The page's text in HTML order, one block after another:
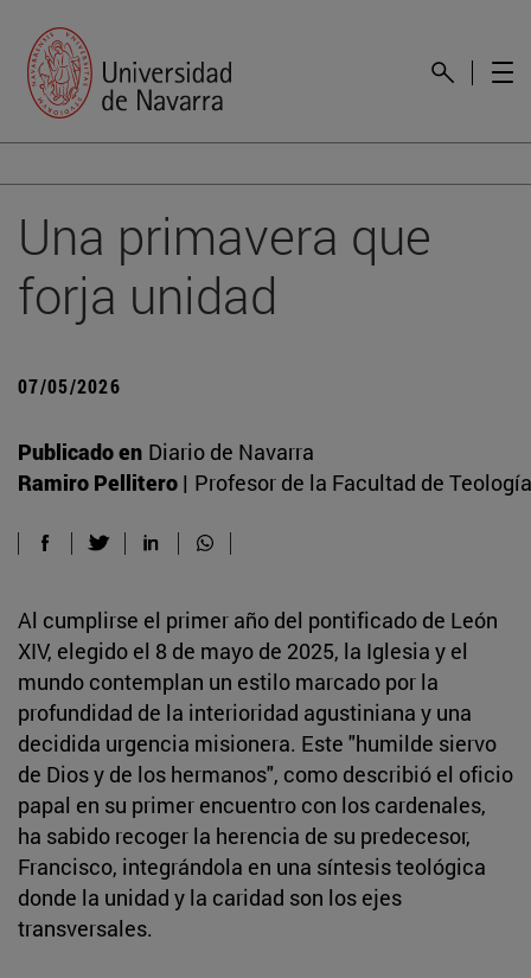
Una primavera que
forja unidad
07/05/2026
Publicado en Diario de Navarra
Ramiro Pellitero | Profesor de la Facultad de Teología
Al cumplirse el primer año del pontificado de León
XIV, elegido el 8 de mayo de 2025, la Iglesia y el
mundo contemplan un estilo marcado por la
profundidad de la interioridad agustiniana y una
decidida urgencia misionera. Este "humilde siervo
de Dios y de los hermanos", como describió el oficio
papal en su primer encuentro con los cardenales,
ha sabido recoger la herencia de su predecesor,
Francisco, integrándola en una síntesis teológica
donde la unidad y la caridad son los ejes
transversales.